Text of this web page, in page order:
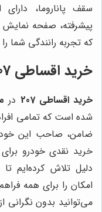
سقف پاناروما،
پیشرفته، صفحه
که تجربه رانندگی شما
خرید اقساطی 207: ساده، سریع، مطمئن
خرید اقساطی 207 در
شده است که تمامی
ضامن، صاحب این
خرید نقدی خودرو
دلیل تلاش کرده‌ایم
امکان را برای همه
می‌توانید بدون